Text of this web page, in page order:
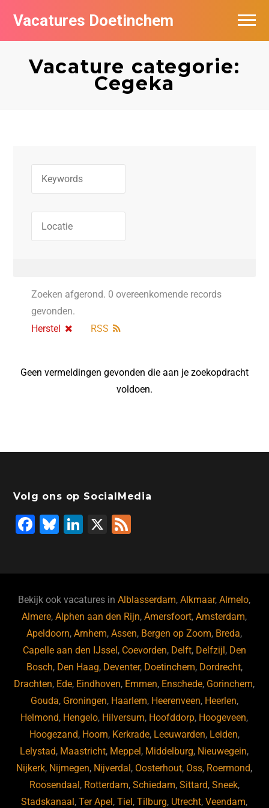
Vacatures Doetinchem
Vacature categorie:
Cegeka
Zoeken afgerond. 0 overeenkomende records
gevonden.
Herstel
RSS
Geen vermeldingen gevonden die aan je zoekopdracht
voldoen.
Volg ons op SocialMedia
F
b
o
o
k
Bl
ky
Li
dI
n
X
Bekijk ook vacatures inAlblasserdam,Alkmaar,Almelo,
Almere,Alphen aan den Rijn,Amersfoort,Amsterdam,
Apeldoorn,Arnhem,Assen, Bergen op Zoom, Breda,
Capelle aan den IJssel , Coevorden, Delft, Delfzijl , Den
Bosch, Den Haag, Deventer, Doetinchem, Dordrecht,
Drachten, Ede, Eindhoven, Emmen, Enschede, Gorinchem,
Gouda, Groningen, Haarlem, Heerenveen, Heerlen,
Helmond, Hengelo, Hilversum, Hoofddorp, Hoogeveen,
Hoogezand, Hoorn, Kerkrade, Leeuwarden, Leiden,
Lelystad, Maastricht, Meppel , Middelburg, Nieuwegein,
Nijkerk, Nijmegen, Nijverdal , Oosterhout, Oss, Roermond,
Roosendaal , Rotterdam, Schiedam, Sittard, Sneek,
Stadskanaal ,Ter Apel ,Tiel ,Tilburg, Utrecht,Veendam,
Vacatures per bedrijf
De populairste vacatures in Doetinchem